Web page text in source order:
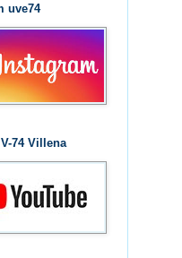
uve74
74 Villena